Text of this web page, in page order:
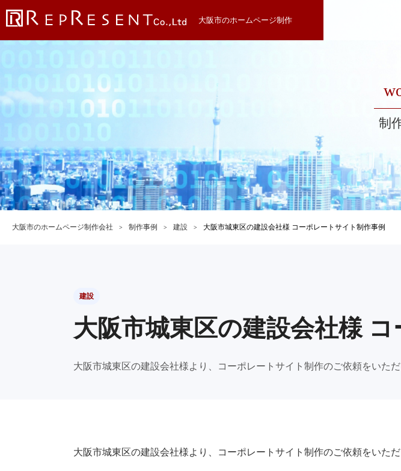
大阪市のホームページ制作
制
大阪市のホームページ制作会社 制作事例 建設 大阪市城東区の建設会社様 コーポレートサイト制作事例
建設
大阪市城東区の建設会社様
大阪市城東区の建設会社様より、コーポレートサイト制作のご依頼をいただ
大阪市城東区の建設会社様より、コーポレートサイト制作のご依頼をいただ